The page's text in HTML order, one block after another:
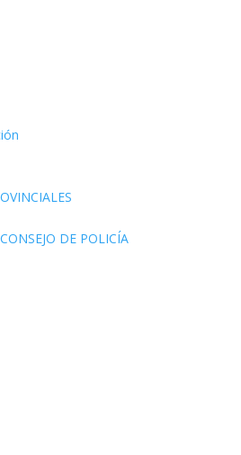
DE POLICÍA